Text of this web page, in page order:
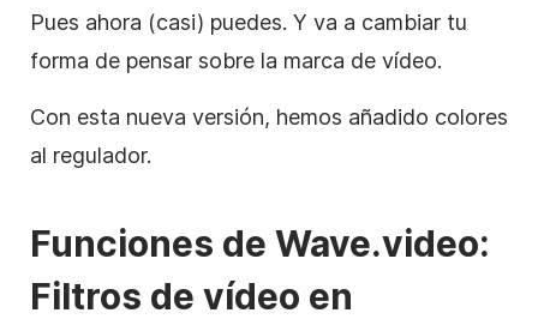
Pues ahora (casi) puedes. Y va a cambiar tu
forma de pensar sobre la marca de vídeo.
Con esta nueva versión, hemos añadido colores
al regulador.
Funciones de Wave.video:
Filtros de vídeo en